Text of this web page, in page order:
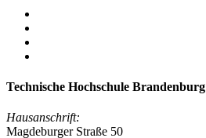
Technische Hochschule Brandenburg
Hausanschrift:
Magdeburger Straße 50